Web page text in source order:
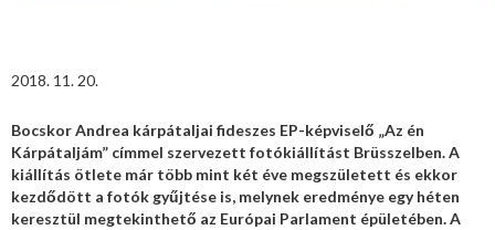
2018. 11. 20.
Bocskor Andrea kárpátaljai fideszes EP-képviselő „Az én
Kárpátaljám” címmel szervezett fotókiállítást Brüsszelben. A
kiállítás ötlete már több mint két éve megszületett és ekkor
kezdődött a fotók gyűjtése is, melynek eredménye egy héten
keresztül megtekinthető az Európai Parlament épületében. A